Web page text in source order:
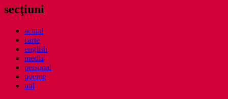
secţiuni
actual
carte
english
media
personal
poeme
util